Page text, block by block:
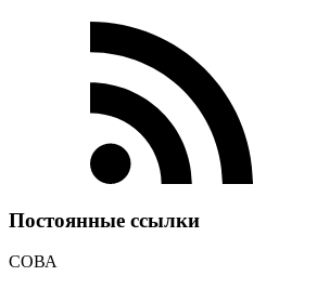
Постоянные ссылки
СОВА